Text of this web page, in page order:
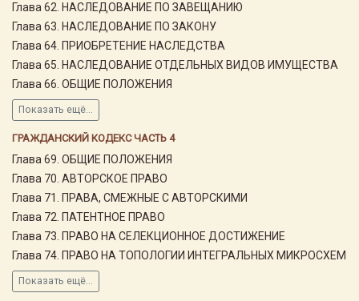
Глава 62. НАСЛЕДОВАНИЕ ПО ЗАВЕЩАНИЮ
Глава 63. НАСЛЕДОВАНИЕ ПО ЗАКОНУ
Глава 64. ПРИОБРЕТЕНИЕ НАСЛЕДСТВА
Глава 65. НАСЛЕДОВАНИЕ ОТДЕЛЬНЫХ ВИДОВ ИМУЩЕСТВА
Глава 66. ОБЩИЕ ПОЛОЖЕНИЯ
Показать ещё...
ГРАЖДАНСКИЙ КОДЕКС ЧАСТЬ 4
Глава 69. ОБЩИЕ ПОЛОЖЕНИЯ
Глава 70. АВТОРСКОЕ ПРАВО
Глава 71. ПРАВА, СМЕЖНЫЕ С АВТОРСКИМИ
Глава 72. ПАТЕНТНОЕ ПРАВО
Глава 73. ПРАВО НА СЕЛЕКЦИОННОЕ ДОСТИЖЕНИЕ
Глава 74. ПРАВО НА ТОПОЛОГИИ ИНТЕГРАЛЬНЫХ МИКРОСХЕМ
Показать ещё...